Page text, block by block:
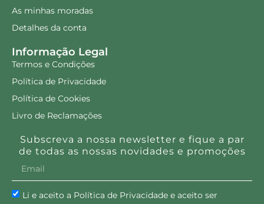
As minhas moradas
Detalhes da conta
Informação Legal
Termos e Condições
Política de Privacidade
Política de Cookies
Livro de Reclamações
Subscreva a nossa newsletter e fique a par
de todas as nossas novidades e promoções
Li e aceito a Política de Privacidade e aceito ser